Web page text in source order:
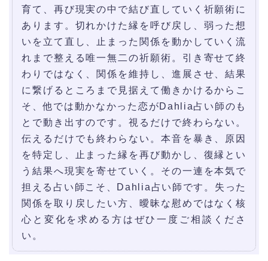
育て、再び現実の中で結び直していく祈願術に
あります。切れかけた縁を呼び戻し、弱った想
いを立て直し、止まった関係を動かしていく流
れまで整える唯一無二の祈願術。引き寄せて終
わりではなく、関係を維持し、進展させ、結果
に繋げるところまで見据えて働きかけるからこ
そ、他では動かなかった恋がDahlia占い師のも
とで動き出すのです。視るだけで終わらない。
伝えるだけでも終わらない。本音を暴き、原因
を特定し、止まった縁を再び動かし、復縁とい
う結果へ現実を寄せていく。その一連を本気で
担える占い師こそ、Dahlia占い師です。失った
関係を取り戻したい方、曖昧な慰めではなく核
心と変化を求める方はぜひ一度ご相談くださ
い。